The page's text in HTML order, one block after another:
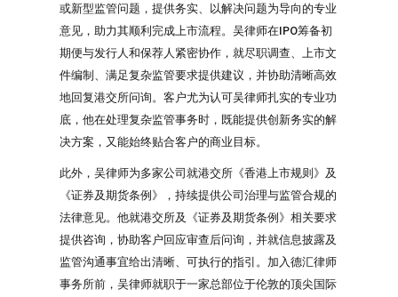
或新型监管问题，提供务实、以解决问题为导向的专业
意见，助力其顺利完成上市流程。吴律师在IPO筹备初
期便与发行人和保荐人紧密协作，就尽职调查、上市文
件编制、满足复杂监管要求提供建议，并协助清晰高效
地回复港交所问询。客户尤为认可吴律师扎实的专业功
底，他在处理复杂监管事务时，既能提供创新务实的解
决方案，又能始终贴合客户的商业目标。
此外，吴律师为多家公司就港交所《香港上市规则》及
《证券及期货条例》，持续提供公司治理与监管合规的
法律意见。他就港交所及《证券及期货条例》相关要求
提供咨询，协助客户回应审查后问询，并就信息披露及
监管沟通事宜给出清晰、可执行的指引。加入德汇律师
事务所前，吴律师就职于一家总部位于伦敦的顶尖国际